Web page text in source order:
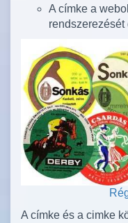
A címke a
A címke és a cimke